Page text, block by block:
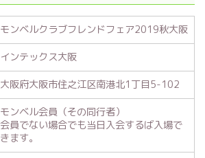
モンベルクラブフレンドフェア2019秋大阪
インテックス大阪
大阪府大阪市住之江区南港北1丁目5-102
モンベル会員（その同行者）
会員でない場合でも当日入会するば入場で
きます。